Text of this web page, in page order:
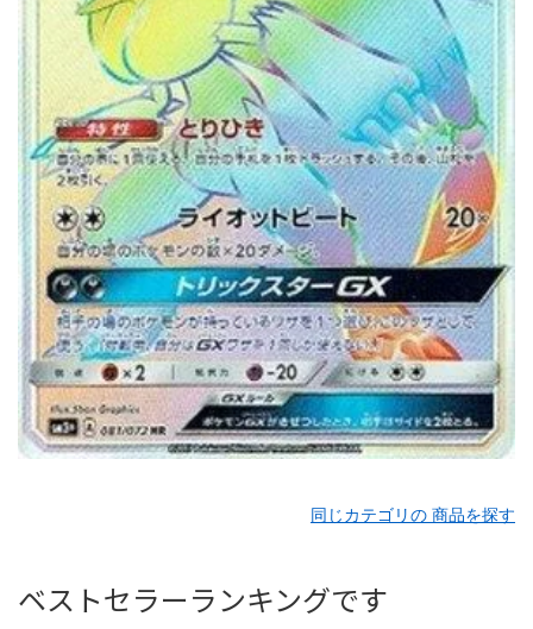
同じカテゴリの 商品を探す
ベストセラーランキングです